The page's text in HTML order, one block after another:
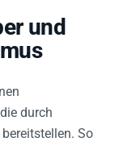
und
durch
So